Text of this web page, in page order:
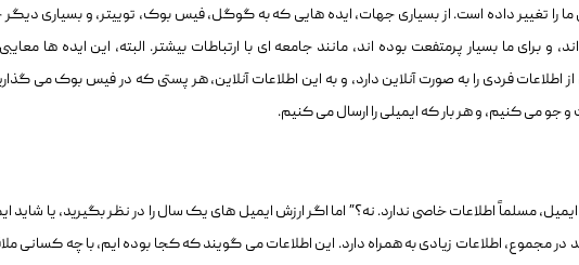
را تغییر داده است. از بسیاری جهات، ایده هایی که به گوگل، فیس بوک، توییتر، و بسیاری
و برای ما بسیار پرمتفعت بوده اند، مانند جامعه ای با ارتباطات بیشتر. البته، این ایده ها
اطلاعات فردی را به صورت آنلاین دارد، و به این اطلاعات آنلاین، هر پستی که در فیس بوک می
می کنیم، و هر بار که ایمیلی را ارسال می کنیم.
مسلماً اطلاعات خاصی ندارد. نه؟” اما اگر ارزش ایمیل های یک سال را در نظر بگیرید، یا شاید
مجموع، اطلاعات زیادی به همراه دارد. این اطلاعات می گویند که کجا بوده ایم، با چه کسانی